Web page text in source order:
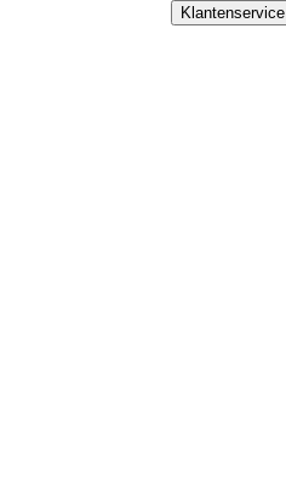
Klantenservice